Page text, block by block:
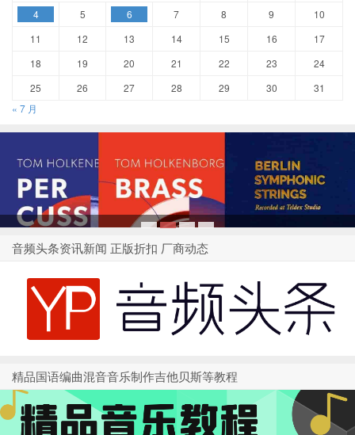
4
5 6 7 8 9
10
11
12 13 14 15 16
17
18
19 20 21 22 23
24
25
26 27 28 29 30
31
« 7 月
1 2 3 4
音频头条资讯新闻 正版折扣 厂商动态
精品国语编曲混音音乐制作吉他贝斯等教程